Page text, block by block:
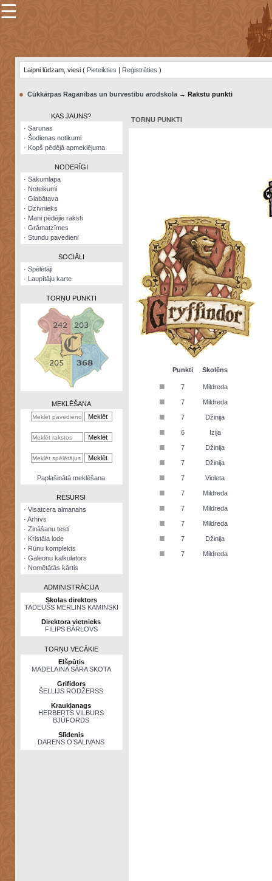
×
Šodienas
notikumi
Visatcera
almanahs
Arhīvs
Zināšanu
kalkulators
Nomētātās
☰
Laipni lūdzam, viesi ( Pieteikties | Reģistrēties )
● Cūkkārpas Raganības un burvestību arodskola → Rakstu punkti
KAS JAUNS?
·Sarunas
·Šodienas notikumi
· Kopš pēdējā apmeklējuma
NODERĪGI
·Sākumlapa
· Noteikumi
·Glabātava
· Dzīvnieks
· Mani pēdējie raksti
·Grāmatzīmes
·Stundu pavedieni
SOCIĀLI
·Spēlētāji
· Laupītāju karte
TORŅU PUNKTI
MEKLĒŠANA
Paplašinātā meklēšana
RESURSI
·Visatcera almanahs
·Arhīvs
·Zināšanu testi
· Kristāla lode
· Rūnu komplekts
·Galeonu kalkulators
· Nomētātās kārtis
ADMINISTRĀCIJA
Skolas direktors
TADEUŠS MERLINS KAMINSKI
Direktora vietnieks
FILIPS BĀRLOVS
TORŅU VECĀKIE
Elšpūtis
MADELAINA SĀRA SKOTA
Grifidors
ŠELLIJS RODŽERSS
Kraukļanags
HERBERTS VILBURS
BJŪFORDS
Slīdenis
DARENS O’SALIVANS
TORŅU PUNKTI
Punkti Skolēns
■ 7 Mildreda
■ 7 Mildreda
■ 7 Džinija
■ 6 Izija
■ 7 Džinija
■ 7 Džinija
■ 7 Violeta
■ 7 Mildreda
■ 7 Mildreda
■ 7 Mildreda
■ 7 Džinija
■ 7 Mildreda